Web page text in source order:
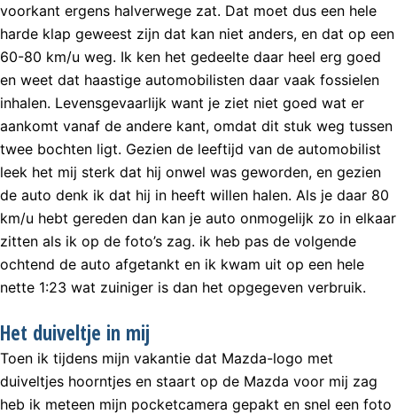
voorkant ergens halverwege zat. Dat moet dus een hele
harde klap geweest zijn dat kan niet anders, en dat op een
60-80 km/u weg. Ik ken het gedeelte daar heel erg goed
en weet dat haastige automobilisten daar vaak fossielen
inhalen. Levensgevaarlijk want je ziet niet goed wat er
aankomt vanaf de andere kant, omdat dit stuk weg tussen
twee bochten ligt. Gezien de leeftijd van de automobilist
leek het mij sterk dat hij onwel was geworden, en gezien
de auto denk ik dat hij in heeft willen halen. Als je daar 80
km/u hebt gereden dan kan je auto onmogelijk zo in elkaar
zitten als ik op de foto’s zag. ik heb pas de volgende
ochtend de auto afgetankt en ik kwam uit op een hele
nette 1:23 wat zuiniger is dan het opgegeven verbruik.
Het duiveltje in mij
Toen ik tijdens mijn vakantie dat Mazda-logo met
duiveltjes hoorntjes en staart op de Mazda voor mij zag
heb ik meteen mijn pocketcamera gepakt en snel een foto